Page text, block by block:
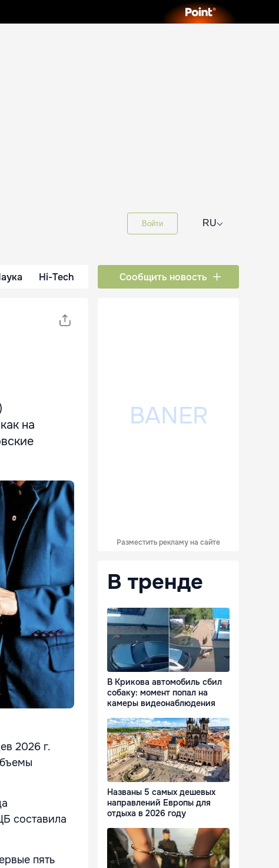
Войти RU⌵
Hi-Tech Сообщить новость
на
2026 г.
составила
пять
Разместить рекламу на сайте
В тренде
В Крикова автомобиль сбил
собаку: момент попал на
камеры видеонаблюдения
Названы 5 самых дешевых
направлений Европы для
отдыха в 2026 году